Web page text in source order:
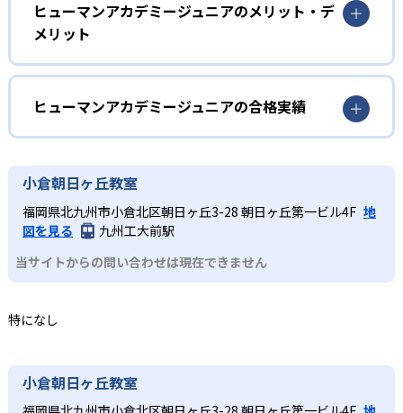
う。
ロボット教室の監修は、ロボットの世界大会「ロボカッ
プ」で史上初となる5年連続優勝を果たしたロボットクリエ
イター高橋智隆 氏。ロボティクスプロフェッサーコース
は、千葉工業大学fuRo（未来ロボット技術研究センター）
材監修はRailsプログラマーとして活躍する鳥井雪 氏で、科
学教室の監修は京都大学iCeMS特定助教の樋口雅一 氏。さ
んすう数学教室のアドバイザーには東京大学先端科学技術
研究センター教授の西成活裕 氏と、各分野の第一線で活躍
する人物が監修者・アドバイザーとして名を連ねる。
3 全国規模の安心感
日本全国47都道府県に2,000以上の教室を展開し、27,000
れ、仲間と切磋琢磨できる環境を提供している。
子どもの好奇心を育みたい家庭
ヒューマンアカデミージュニアでは、ロボット教室のプラ
イマリーコースや科学教室（サイエンスゲーツ）など、小
学校入学前の幼児でも通えるコースが用意されている。ロ
ボットの作成や科学の実験を通して、子どもの好奇心を喚
起する。
楽しく学びを継続したい子ども
実際にロボットを作成するロボット教室、スモールステッ
プのこどもプログラミング教室、実験から学ぶ科学教室な
工夫が凝らされている。
もは実験や制作活動などを楽しみながら、学びを深めてい
ヒューマンアカデミージュニアのメリット・デ
メリット
どんなメリットがある?
ヒューマンアカデミージュニアは、ロボット教室、プログ
ラミング教室、科学教室、さんすう数学教室と多彩なコー
スを展開。世界的クリエイターや研究者などの専門家が監
修に基づいた内容で、子どもの探究意欲を引き出すことが
可能だ。全国2,000以上の教室ネットワークや全国大会を通
じたコミュニティ活動により、同世代の仲間と切磋琢磨で
きる環境が整い、継続的な学習意欲を維持しやすい点も大
きなメリットである。
どんなデメリットがある?
が中心であり、短期間でのスキル定着には家庭での復習や
用、毎月の授業料や材料費などが発生することもあるた
め、費用負担の点も留意が必要である。
ヒューマンアカデミージュニアの合格実績
ヒューマンアカデミージュニアは合格実績を公式サイトで
小倉朝日ヶ丘教室
福岡県北九州市小倉北区朝日ヶ丘3-28 朝日ヶ丘第一ビル4F 地
図を見る
九州工大前駅
当サイトからの問い合わせは現在できません
特になし
小倉朝日ヶ丘教室